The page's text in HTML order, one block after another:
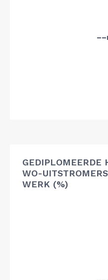
GEDIPLOMEERDE
WO-
WERK (%)